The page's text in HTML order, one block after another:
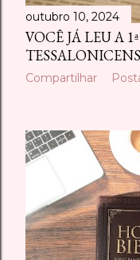
outubro 10, 2024
VOCÊ JÁ LEU A
Compartilhar